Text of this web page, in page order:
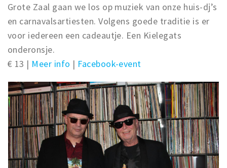
Grote Zaal gaan we los op muziek van onze huis-dj’s
en carnavalsartiesten. Volgens goede traditie is er
voor iedereen een cadeautje. Een Kielegats
onderonsje.
€ 13 | Meer info | Facebook-event